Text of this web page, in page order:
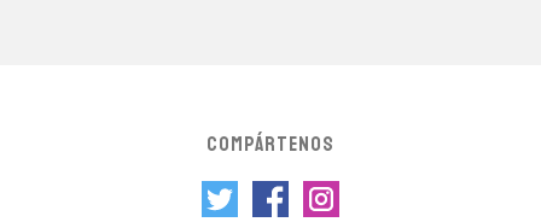
COMPÁRTENOS